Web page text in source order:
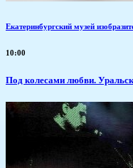
Екатеринбургский музей
10:00
Под колесами любви.